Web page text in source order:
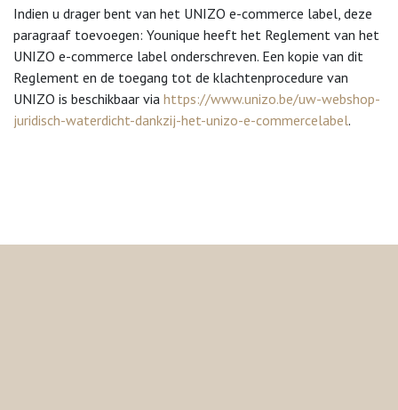
Indien u drager bent van het UNIZO e-commerce label, deze
paragraaf toevoegen: Younique heeft het Reglement van het
UNIZO e-commerce label onderschreven. Een kopie van dit
Reglement en de toegang tot de klachtenprocedure van
UNIZO is beschikbaar via https://www.unizo.be/uw-webshop-
juridisch-waterdicht-dankzij-het-unizo-e-commercelabel.